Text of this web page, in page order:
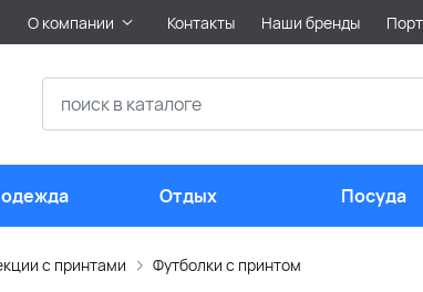
О компании Контакты Наши бренды
Отдых Посуда
с принтами Футболки с принтом